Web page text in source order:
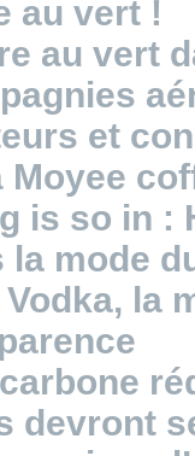
au vert !
au vert
et
is so in :
la mode
la
devront